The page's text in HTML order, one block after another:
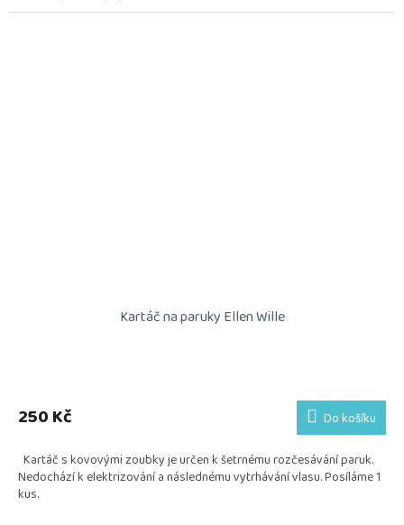
Kartáč na paruky Ellen Wille
produktu
je
5
hvězdiček.
250 Kč Do košíku
Kartáč s kovovými zoubky je určen k šetrnému rozčesávání paruk.
Nedochází k elektrizování a následnému vytrhávání vlasu. Posíláme 1
kus.